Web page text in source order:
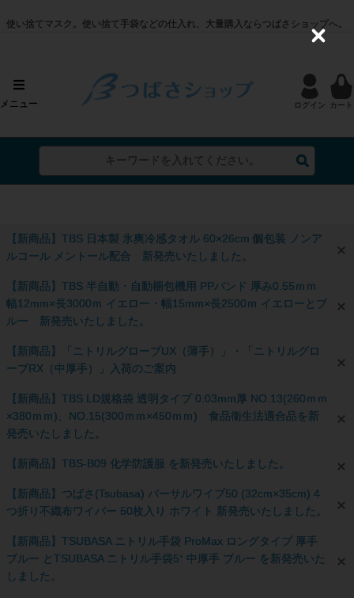
【新商品】TBS 日本製 氷爽冷感タオル 60×26cm 個包装 ノンア
ルコール メントール配合 新発売いたしました。
【新商品】TBS 半自動・自動梱包機用 PPバンド 厚み0.55ｍｍ
幅12mm×長3000ｍ イエロー・幅15mm×長2500ｍ イエローとブ
ルー 新発売いたしました。
【新商品】「ニトリルグローブUX（薄手）」・「ニトリルグロ
ーブRX（中厚手）」入荷のご案内
【新商品】TBS LD規格袋 透明タイプ 0.03mm厚 NO.13(260ｍｍ
×380ｍｍ)、NO.15(300ｍｍ×450ｍｍ) 食品衛生法適合品を新
発売いたしました。
【新商品】TBS-B09 化学防護服 を新発売いたしました。
【新商品】つばさ(Tsubasa) バーサルワイプ50 (32cm×35cm) 4
つ折り不織布ワイパー 50枚入り ホワイト 新発売いたしました。
【新商品】TSUBASA ニトリル手袋 ProMax ロングタイプ 厚手
ブルー とTSUBASA ニトリル手袋5⁺ 中厚手 ブルー を新発売いた
しました。
使い捨てマスク。使い捨て手袋などの仕入れ、大量購入ならつばさショップへ。
メニュー ログイン カート
C